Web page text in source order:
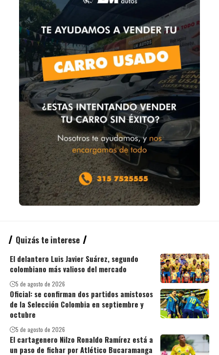
Quizás te interese
El delantero Luis Javier Suárez, segundo
colombiano más valioso del mercado
5 de agosto de 2026
Oficial: se confirman dos partidos amistosos
de la Selección Colombia en septiembre y
octubre
5 de agosto de 2026
El cartagenero Nilzo Ronaldo Ramírez está a
un paso de fichar por Atlético Bucaramanga